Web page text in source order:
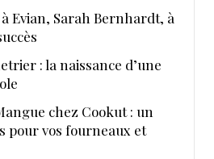
Evian, Sarah Bernhardt, à
: la naissance d’une
chez Cookut : un
pour vos fourneaux et